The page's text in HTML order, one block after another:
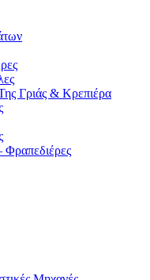
Γριάς & Κρεπιέρα